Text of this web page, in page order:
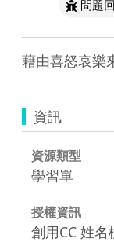
問題
藉由喜怒哀樂
資訊
資源類型
學習單
授權資訊
創用CC 姓